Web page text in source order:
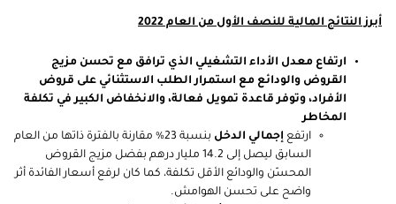
أبرز النتائج المالية للنصف الأول من العام 2022
ارتفاع معدل الأداء التشغيلي الذي ترافق مع تحسن مزيج
القروض والودائع مع استمرار الطلب الاستثنائي على قروض
الأفراد، وتوفر قاعدة تمويل فعالة، والانخفاض الكبير في تكلفة
المخاطر
ارتفع إجمالي الدخل
بنسبة 23% مقارنة بالفترة ذاتها من العام
السابق ليصل إلى 14.2 مليار درهم بفضل مزيج القروض
المحسّن والودائع الأقل تكلفة، كما كان لرفع أسعار الفائدة أثر
واضح على تحسن الهوامش.